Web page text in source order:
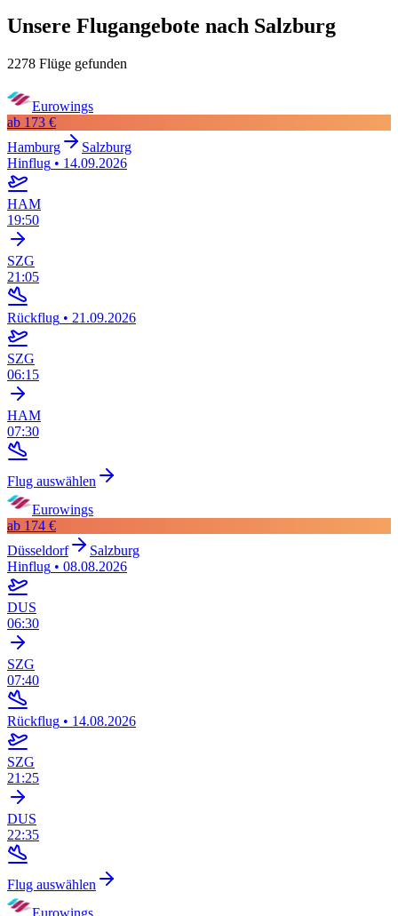
Unsere Flugangebote nach Salzburg
2278 Flüge gefunden
Eurowings
ab 173 €
Hamburg
Salzburg
Hinflug • 14.09.2026
HAM
19:50
SZG
21:05
Rückflug • 21.09.2026
SZG
06:15
HAM
07:30
Flug auswählen
Eurowings
ab 174 €
Düsseldorf
Salzburg
Hinflug • 08.08.2026
DUS
06:30
SZG
07:40
Rückflug • 14.08.2026
SZG
21:25
DUS
22:35
Flug auswählen
Eurowings